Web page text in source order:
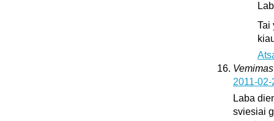
Tai
Vemimas
2011-
Laba
sviesiai